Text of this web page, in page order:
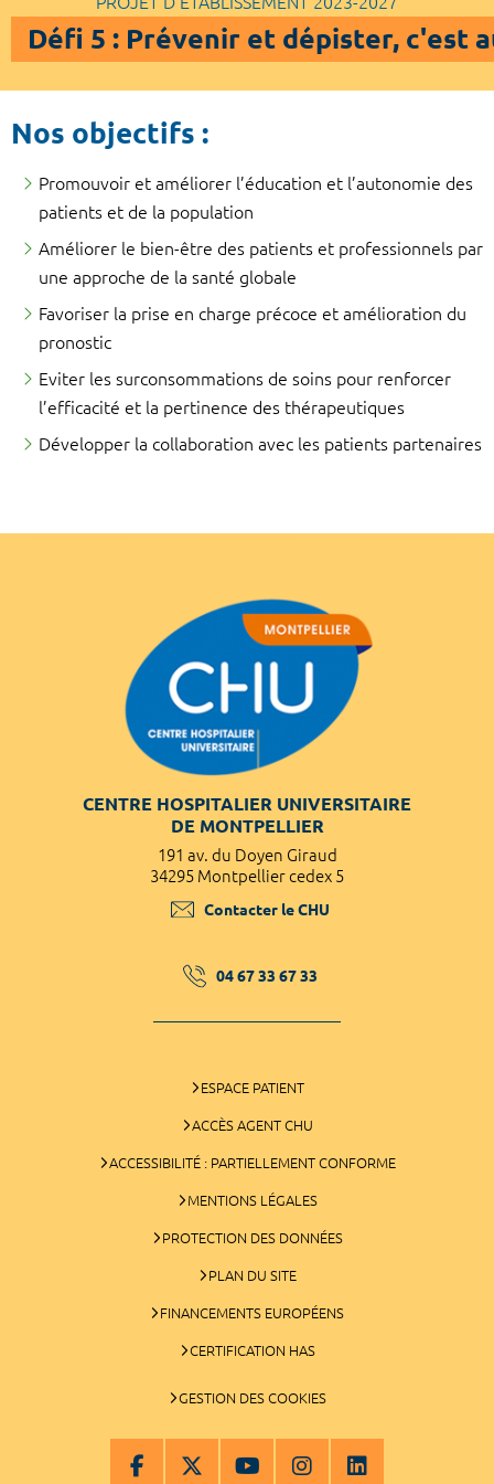
Défi 5 : Prévenir et dépister, c'est
Nos objectifs :
Promouvoir et améliorer l’éducation et l’autonomie des
patients et de la population
Améliorer le bien-être des patients et professionnels par
une approche de la santé globale
Favoriser la prise en charge précoce et amélioration du
pronostic
Eviter les surconsommations de soins pour renforcer
l’efficacité et la pertinence des thérapeutiques
Développer la collaboration avec les patients partenaires
CENTRE HOSPITALIER UNIVERSITAIRE
DE MONTPELLIER
191 av. du Doyen Giraud
34295 Montpellier cedex 5
Contacter le CHU
04 67 33 67 33
ESPACE PATIENT
ACCÈS AGENT CHU
ACCESSIBILITÉ : PARTIELLEMENT CONFORME
MENTIONS LÉGALES
PROTECTION DES DONNÉES
PLAN DU SITE
FINANCEMENTS EUROPÉENS
CERTIFICATION HAS
GESTION DES COOKIES